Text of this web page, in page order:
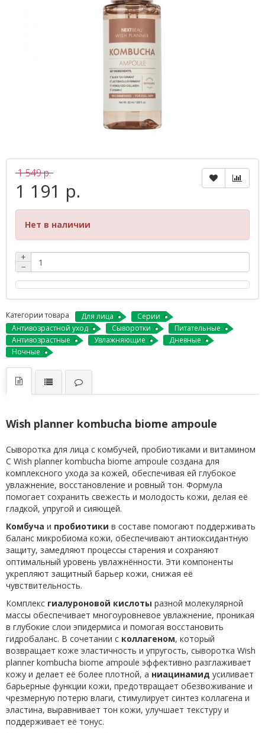
1 549 р.
1 191 р.
Нет в наличии
+
−
Категории товара Для лица
Серии
Антивозрастной уход
Сыворотки
Питательные
Антивозрастные
Увлажняющие
Дневные
Ночные
Wish planner kombucha biome ampoule
Сыворотка для лица с комбучей, пробиотиками и витамином
С Wish planner kombucha biome ampoule создана для
комплексного ухода за кожей, обеспечивая ей глубокое
увлажнение, восстановление и ровный тон. Формула
помогает сохранить свежесть и молодость кожи, делая её
гладкой, упругой и сияющей.
Комбуча и пробиотики в составе помогают поддерживать
баланс микробиома кожи, обеспечивают антиоксидантную
защиту, замедляют процессы старения и сохраняют
оптимальный уровень увлажнённости. Эти компоненты
укрепляют защитный барьер кожи, снижая её
чувствительность.
Комплекс гиалуроновой кислоты разной молекулярной
массы обеспечивает многоуровневое увлажнение, проникая
в глубокие слои эпидермиса и помогая восстановить
гидробаланс. В сочетании с коллагеном, который
возвращает коже эластичность и упругость, сыворотка Wish
planner kombucha biome ampoule эффективно разглаживает
кожу и делает её более плотной, а ниацинамид усиливает
барьерные функции кожи, предотвращает обезвоживание и
чрезмерную потерю влаги, стимулирует синтез коллагена и
эластина, выравнивает тон кожи, улучшает текстуру и
поддерживает её тонус.